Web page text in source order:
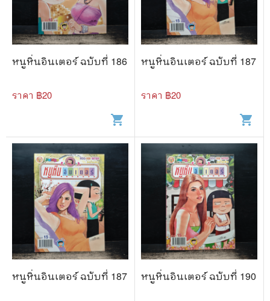
หนูหิ่นอินเตอร์ ฉบับที่ 186
ราคา ฿20
shopping_cart
หนูหิ่นอินเตอร์ ฉบับที่ 187
ราคา ฿20
shopping_cart
หนูหิ่นอินเตอร์ ฉบับที่ 187 หนูหิ่นอินเตอร์ ฉบับที่ 190